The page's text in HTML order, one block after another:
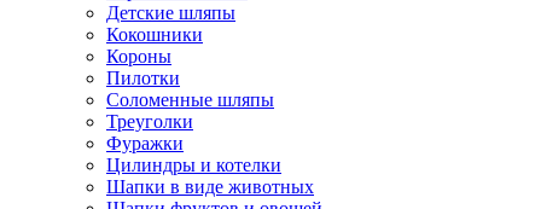
Детские шляпы
Кокошники
Короны
Пилотки
Соломенные шляпы
Треуголки
Фуражки
Цилиндры и котелки
Шапки в виде животных